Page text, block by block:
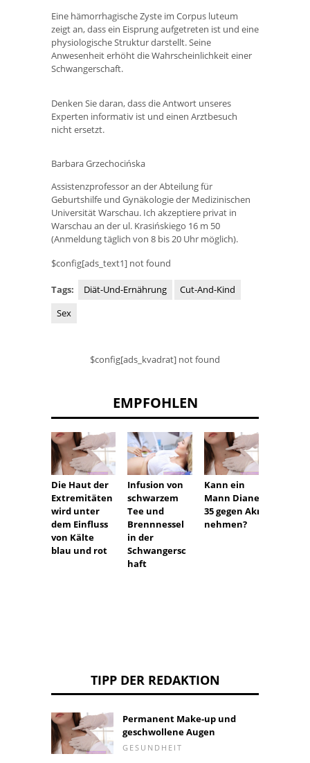
Eine hämorrhagische Zyste im Corpus luteum
zeigt an, dass ein Eisprung aufgetreten ist und eine
physiologische Struktur darstellt. Seine
Anwesenheit erhöht die Wahrscheinlichkeit einer
Schwangerschaft.
Denken Sie daran, dass die Antwort unseres
Experten informativ ist und einen Arztbesuch
nicht ersetzt.
Barbara Grzechocińska
Assistenzprofessor an der Abteilung für
Geburtshilfe und Gynäkologie der Medizinischen
Universität Warschau. Ich akzeptiere privat in
Warschau an der ul. Krasińskiego 16 m 50
(Anmeldung täglich von 8 bis 20 Uhr möglich).
$config[ads_text1] not found
Tags: Diät-Und-Ernährung
Cut-And-Kind
Sex
$config[ads_kvadrat] not found
EMPFOHLEN
Die Haut der
Extremitäten
wird unter
dem Einfluss
von Kälte
blau und rot
Infusion von
schwarzem
Tee und
Brennnessel
in der
Schwangersc
haft
Kann ein
Mann Diane
35 gegen Akne
nehmen?
TIPP DER REDAKTION
Permanent Make-up und
geschwollene Augen
GESUNDHEIT